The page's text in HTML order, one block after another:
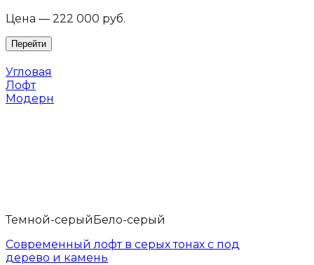
Цена — 222 000 руб.
Угловая
Лофт
Модерн
Темной-серыйБело-серый
Современный лофт в серых тонах с под
дерево и камень